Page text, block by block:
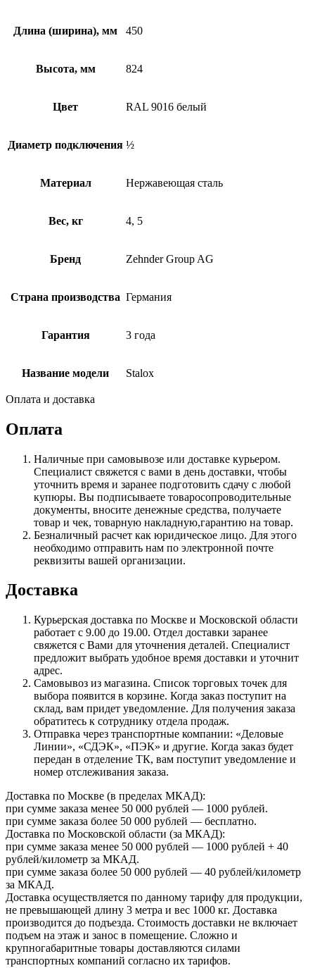
Длина (ширина), мм 450
Высота, мм 824
Цвет RAL 9016 белый
Диаметр подключения ½
Материал Нержавеющая сталь
Вес, кг 4, 5
Бренд Zehnder Group AG
Страна производства Германия
Гарантия 3 года
Название модели Stalox
Оплата и доставка
Оплата
Наличные при самовывозе или доставке курьером.
Специалист свяжется с вами в день доставки, чтобы
уточнить время и заранее подготовить сдачу с любой
купюры. Вы подписываете товаросопроводительные
документы, вносите денежные средства, получаете
товар и чек, товарную накладную,гарантию на товар.
Безналичный расчет как юридическое лицо. Для этого
необходимо отправить нам по электронной почте
реквизиты вашей организации.
Доставка
Курьерская доставка по Москве и Московской области
работает с 9.00 до 19.00. Отдел доставки заранее
свяжется с Вами для уточнения деталей. Специалист
предложит выбрать удобное время доставки и уточнит
адрес.
Самовывоз из магазина. Список торговых точек для
выбора появится в корзине. Когда заказ поступит на
склад, вам придет уведомление. Для получения заказа
обратитесь к сотруднику отдела продаж.
Отправка через транспортные компании: «Деловые
Линии», «СДЭК», «ПЭК» и другие. Когда заказ будет
передан в отделение ТК, вам поступит уведомление и
номер отслеживания заказа.
Доставка по Москве (в пределах МКАД):
при сумме заказа менее 50 000 рублей — 1000 рублей.
при сумме заказа более 50 000 рублей — бесплатно.
Доставка по Московской области (за МКАД):
при сумме заказа менее 50 000 рублей — 1000 рублей + 40
рублей/километр за МКАД.
при сумме заказа более 50 000 рублей — 40 рублей/километр
за МКАД.
Доставка осуществляется по данному тарифу для продукции,
не превышающей длину 3 метра и вес 1000 кг. Доставка
производится до подъезда. Стоимость доставки не включает
подъем на этаж и занос в помещение. Сложно и
крупногабаритные товары доставляются силами
транспортных компаний согласно их тарифов.